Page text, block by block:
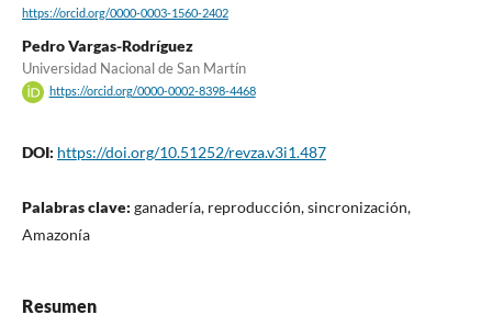
https://orcid.org/0000-0003-1560-2402
Pedro Vargas-Rodríguez
Universidad Nacional de San Martín
https://orcid.org/0000-0002-8398-4468
DOI: https://doi.org/10.51252/revza.v3i1.487
Palabras clave: ganadería, reproducción, sincronización,
Amazonía
Resumen